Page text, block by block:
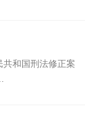
共和国刑法修正案